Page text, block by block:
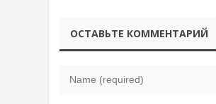
ОСТАВЬТЕ КОММЕНТАРИЙ